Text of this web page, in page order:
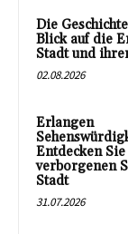
Die
Blick auf die
Stadt und
02.08.2026
Erlangen
Entdecken
verborgenen
Stadt
31.07.2026